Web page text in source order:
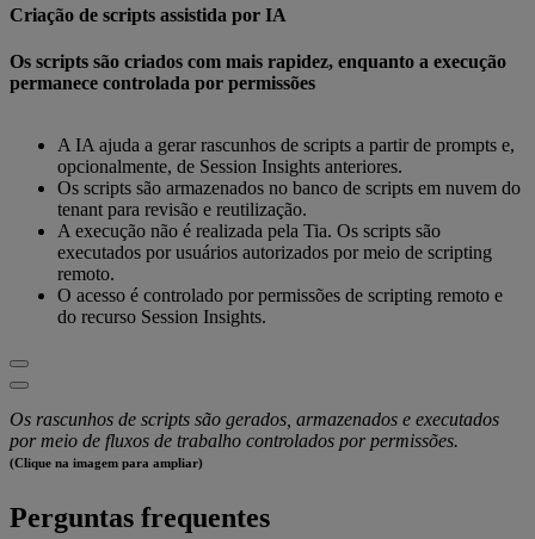
Criação de scripts assistida por IA
Os scripts são criados com mais rapidez, enquanto a execução
permanece controlada por permissões
A IA ajuda a gerar rascunhos de scripts a partir de prompts e,
opcionalmente, de Session Insights anteriores.
Os scripts são armazenados no banco de scripts em nuvem do
tenant para revisão e reutilização.
A execução não é realizada pela Tia. Os scripts são
executados por usuários autorizados por meio de scripting
remoto.
O acesso é controlado por permissões de scripting remoto e
do recurso Session Insights.
Os rascunhos de scripts são gerados, armazenados e executados
por meio de fluxos de trabalho controlados por permissões.
(Clique na imagem para ampliar)
Perguntas frequentes